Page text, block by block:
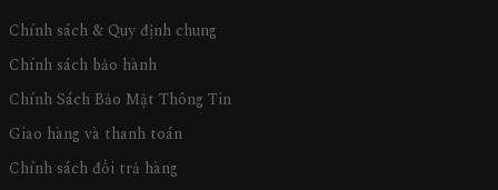
Chính sách & Quy định chung
Chính sách bảo hành
Chính Sách Bảo Mật Thông Tin
Giao hàng và thanh toán
Chính sách đổi trả hàng